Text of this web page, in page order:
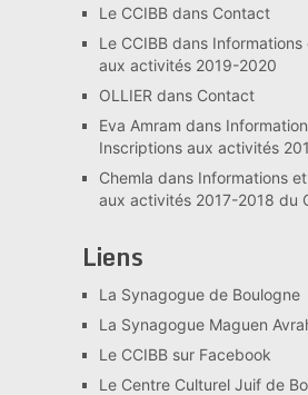
Le CCIBBdans Contact
Le CCIBBdans
aux activités 2019-2020
OLLIER dans Contact
Eva Amram dans
Inscriptions aux activités
Chemla dans Informations
aux activités 2017-2018 du
Liens
La Synagogue de Boulogne
La Synagogue Maguen
Le CCIBB sur Facebook
Le Centre Culturel Juif de